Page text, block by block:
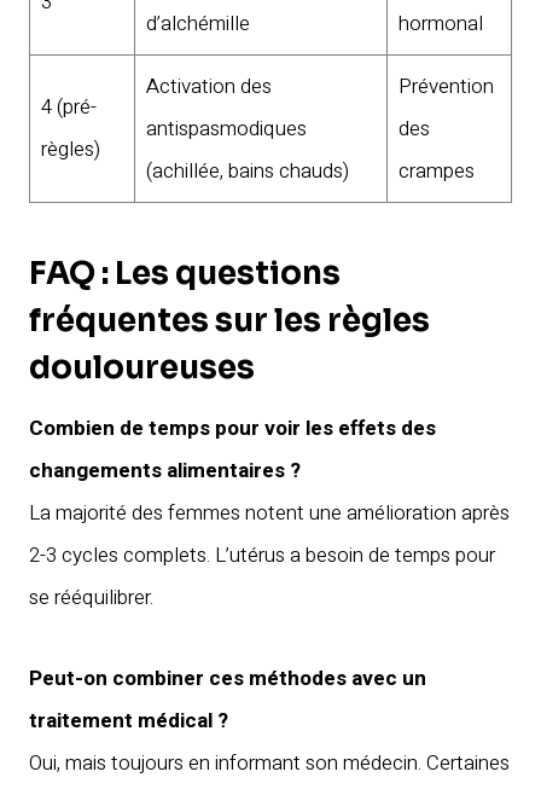
d’alchémille hormonal
4 (pré-
règles)
Activation des
antispasmodiques
(achillée, bains chauds)
Prévention
des
crampes
FAQ : Les questions
fréquentes sur les règles
douloureuses
Combien de temps pour voir les effets des
changements alimentaires ?
La majorité des femmes notent une amélioration après
2-3 cycles complets. L’utérus a besoin de temps pour
se rééquilibrer.
Peut-on combiner ces méthodes avec un
traitement médical ?
Oui, mais toujours en informant son médecin. Certaines